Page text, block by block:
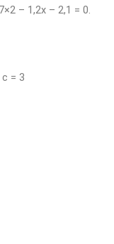
– 2,1 = 0.
= 3